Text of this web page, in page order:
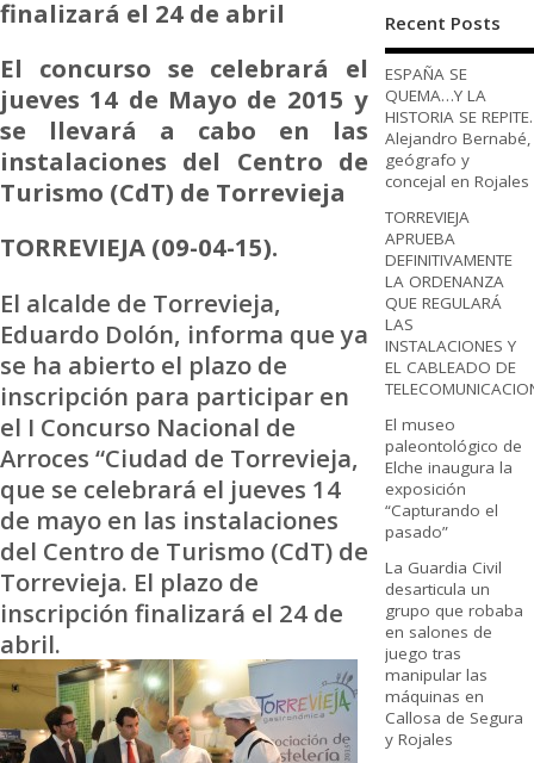
finalizará el 24 de abril
El concurso se celebrará el
jueves 14 de Mayo de 2015 y
se llevará a cabo en las
instalaciones del Centro de
Turismo (CdT) de Torrevieja
TORREVIEJA (09-04-15).
El alcalde de Torrevieja,
Eduardo Dolón, informa que ya
se ha abierto el plazo de
inscripción para participar en
el I Concurso Nacional de
Arroces “Ciudad de Torrevieja,
que se celebrará el jueves 14
de mayo en las instalaciones
del Centro de Turismo (CdT) de
Torrevieja. El plazo de
inscripción finalizará el 24 de
abril.
Recent Posts
ESPAÑA SE
QUEMA…Y LA
HISTORIA SE REPITE.
Alejandro Bernabé,
geógrafo y
concejal en Rojales
TORREVIEJA
APRUEBA
DEFINITIVAMENTE
LA ORDENANZA
QUE REGULARÁ
LAS
INSTALACIONES Y
EL CABLEADO DE
El museo
paleontológico de
Elche inaugura la
exposición
“Capturando el
pasado”
La Guardia Civil
desarticula un
grupo que robaba
en salones de
juego tras
manipular las
máquinas en
Callosa de Segura
y Rojales